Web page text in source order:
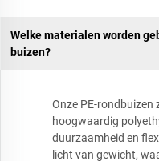
Welke materialen worden
buizen?
Onze PE-rondbuizen
hoogwaardig
duurzaamheid en
licht van gewicht,